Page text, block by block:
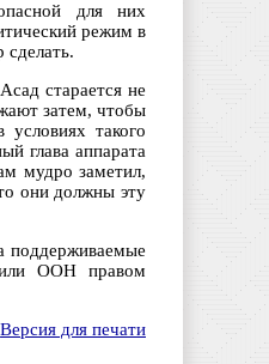
для них
режим в
старается не
затем, чтобы
такого
глава аппарата
мудро заметил,
они должны эту
поддерживаемые
или ООН правом
Версия для печати